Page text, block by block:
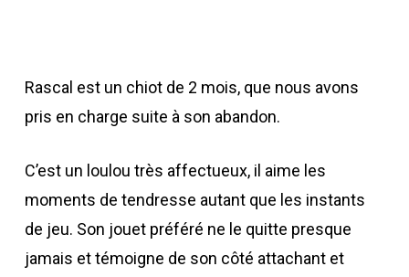
Rascal est un chiot de 2 mois, que nous avons
pris en charge suite à son abandon.
C’est un loulou très affectueux, il aime les
moments de tendresse autant que les instants
de jeu. Son jouet préféré ne le quitte presque
jamais et témoigne de son côté attachant et